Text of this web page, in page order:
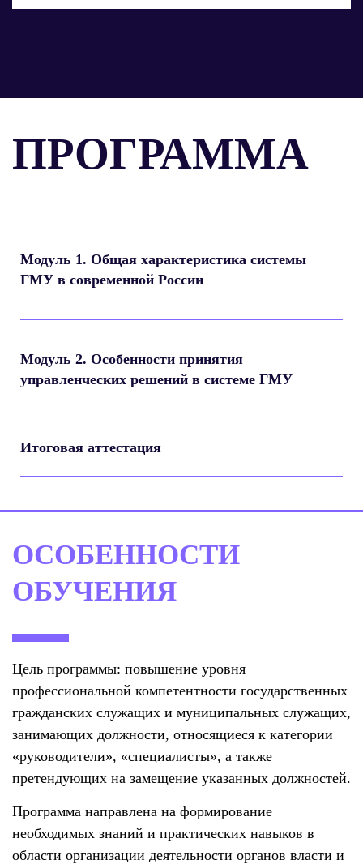
ПРОГРАММА
Модуль 1. Общая характеристика системы
ГМУ в современной России
Модуль 2. Особенности принятия
управленческих решений в системе ГМУ
Итоговая аттестация
ОСОБЕННОСТИ
ОБУЧЕНИЯ
Цель программы: повышение уровня
профессиональной компетентности государственных
гражданских служащих и муниципальных служащих,
занимающих должности, относящиеся к категории
«руководители», «специалисты», а также
претендующих на замещение указанных должностей.
Программа направлена на формирование
необходимых знаний и практических навыков в
области организации деятельности органов власти и